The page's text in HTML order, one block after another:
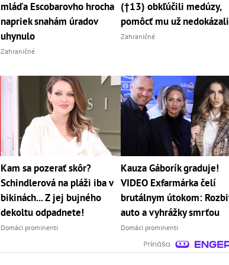
mláďa Escobarovho hrocha
napriek snahám úradov
uhynulo
Zahraničné
(†13) obkľúčili medúzy,
pomôcť mu už nedokázali
Zahraničné
Kam sa pozerať skôr?
Schindlerová na pláži iba v
bikinách... Z jej bujného
dekoltu odpadnete!
Domáci prominenti
Kauza Gáborík graduje!
VIDEO Exfarmárka čelí
brutálnym útokom:
auto a vyhrážky smrťou
Domáci prominenti